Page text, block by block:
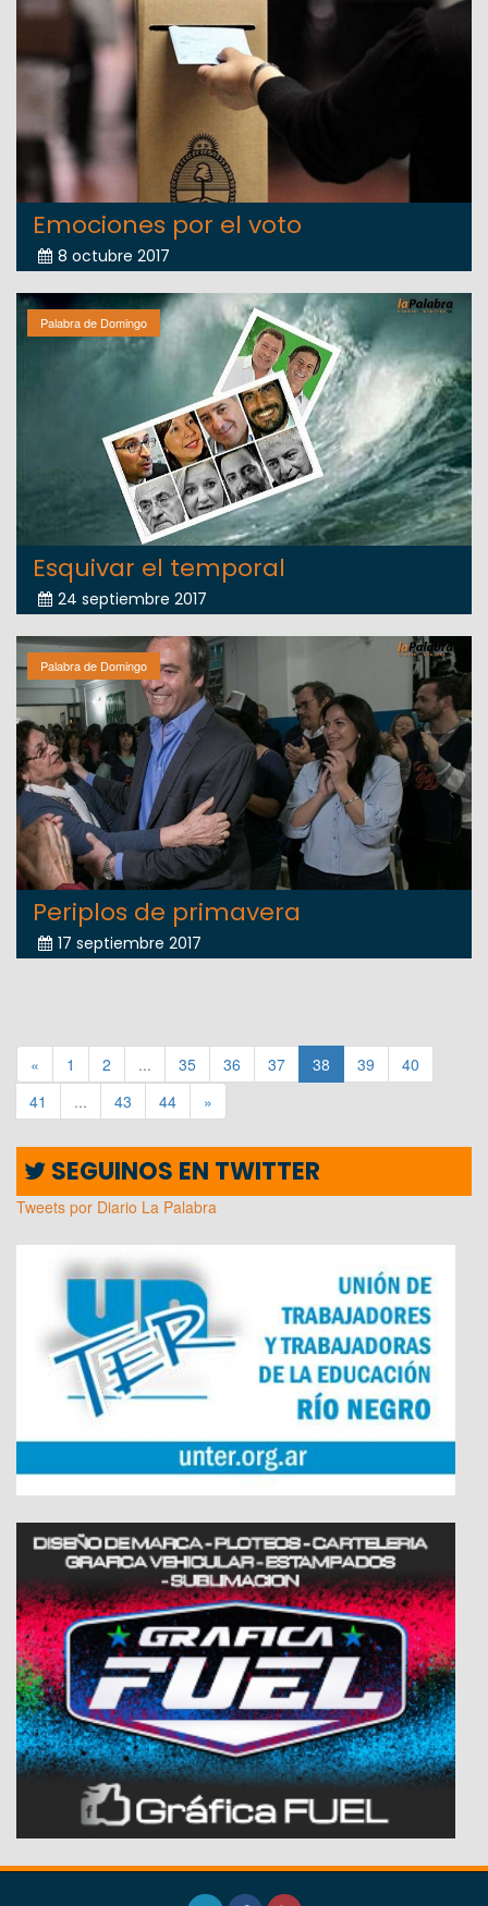
Emociones por el voto
8 octubre 2017
Palabra de Domingo
Esquivar el temporal
24 septiembre 2017
Palabra de Domingo
Periplos de primavera
17 septiembre 2017
« 1 2 ... 35 36 37 38 39
40
41
... 43 44 »
SEGUINOS EN TWITTER
Tweets por Diario La Palabra